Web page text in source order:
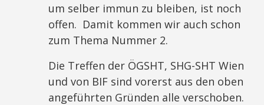
um selber immun zu bleiben, ist noch
offen. Damit kommen wir auch schon
zum Thema Nummer 2.
Die Treffen der ÖGSHT, SHG-SHT Wien
und von BIF sind vorerst aus den oben
angeführten Gründen alle verschoben.